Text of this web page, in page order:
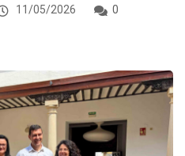
11/05/2026 0